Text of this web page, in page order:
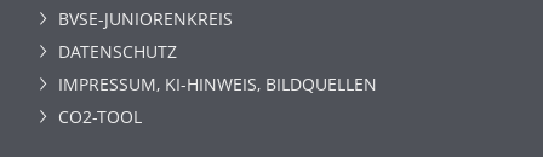
BVSE-JUNIORENKREIS
DATENSCHUTZ
IMPRESSUM, KI-HINWEIS, BILDQUELLEN
CO2-TOOL